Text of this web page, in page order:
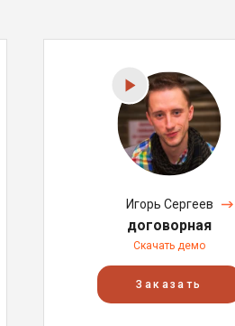
Игорь Сергеев
договорная
Скачать демо
Заказать